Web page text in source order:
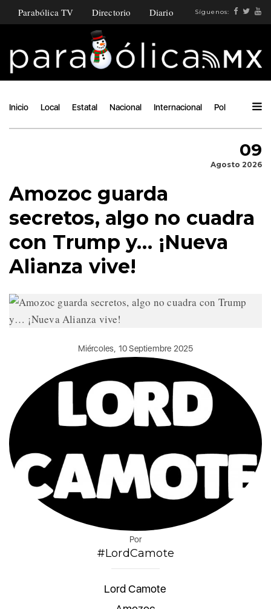
Parabólica TV Directorio Diario Síguenos:
Inicio Local Estatal Nacional Internacional Política
09
Agosto 2026
Amozoc guarda
secretos, algo no cuadra
con Trump y… ¡Nueva
Alianza vive!
Miércoles, 10 Septiembre 2025
Por
#LordCamote
Lord Camote